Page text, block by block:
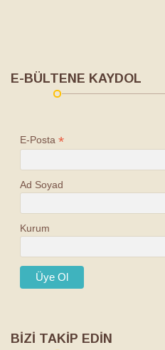
E-BÜLTENE KAYDOL
E-Posta *
Ad Soyad
Kurum
BİZİ TAKİP EDİN